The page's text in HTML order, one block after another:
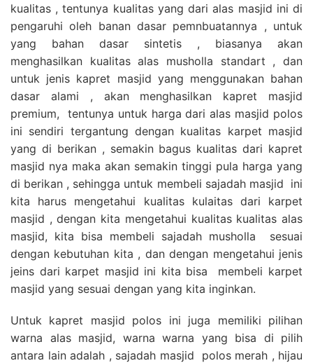
kualitas , tentunya kualitas yang dari alas masjid ini di
pengaruhi oleh banan dasar pemnbuatannya , untuk
yang bahan dasar sintetis , biasanya akan
menghasilkan kualitas alas musholla standart , dan
untuk jenis kapret masjid yang menggunakan bahan
dasar alami , akan menghasilkan kapret masjid
premium, tentunya untuk harga dari alas masjid polos
ini sendiri tergantung dengan kualitas karpet masjid
yang di berikan , semakin bagus kualitas dari kapret
masjid nya maka akan semakin tinggi pula harga yang
di berikan , sehingga untuk membeli sajadah masjid ini
kita harus mengetahui kualitas kulaitas dari karpet
masjid , dengan kita mengetahui kualitas kualitas alas
masjid, kita bisa membeli sajadah musholla sesuai
dengan kebutuhan kita , dan dengan mengetahui jenis
jeins dari karpet masjid ini kita bisa membeli karpet
masjid yang sesuai dengan yang kita inginkan.
Untuk kapret masjid polos ini juga memiliki pilihan
warna alas masjid, warna warna yang bisa di pilih
antara lain adalah , sajadah masjid polos merah , hijau